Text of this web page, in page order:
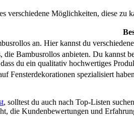
verschiedene Möglichkeiten, diese
an. Hier kannst du
Bambusrollos anbieten. Du kannst
du ein qualitativ hochwertiges
Fensterdekorationen spezialisiert
, solltest du auch nach Top-Listen
die Kundenbewertungen und